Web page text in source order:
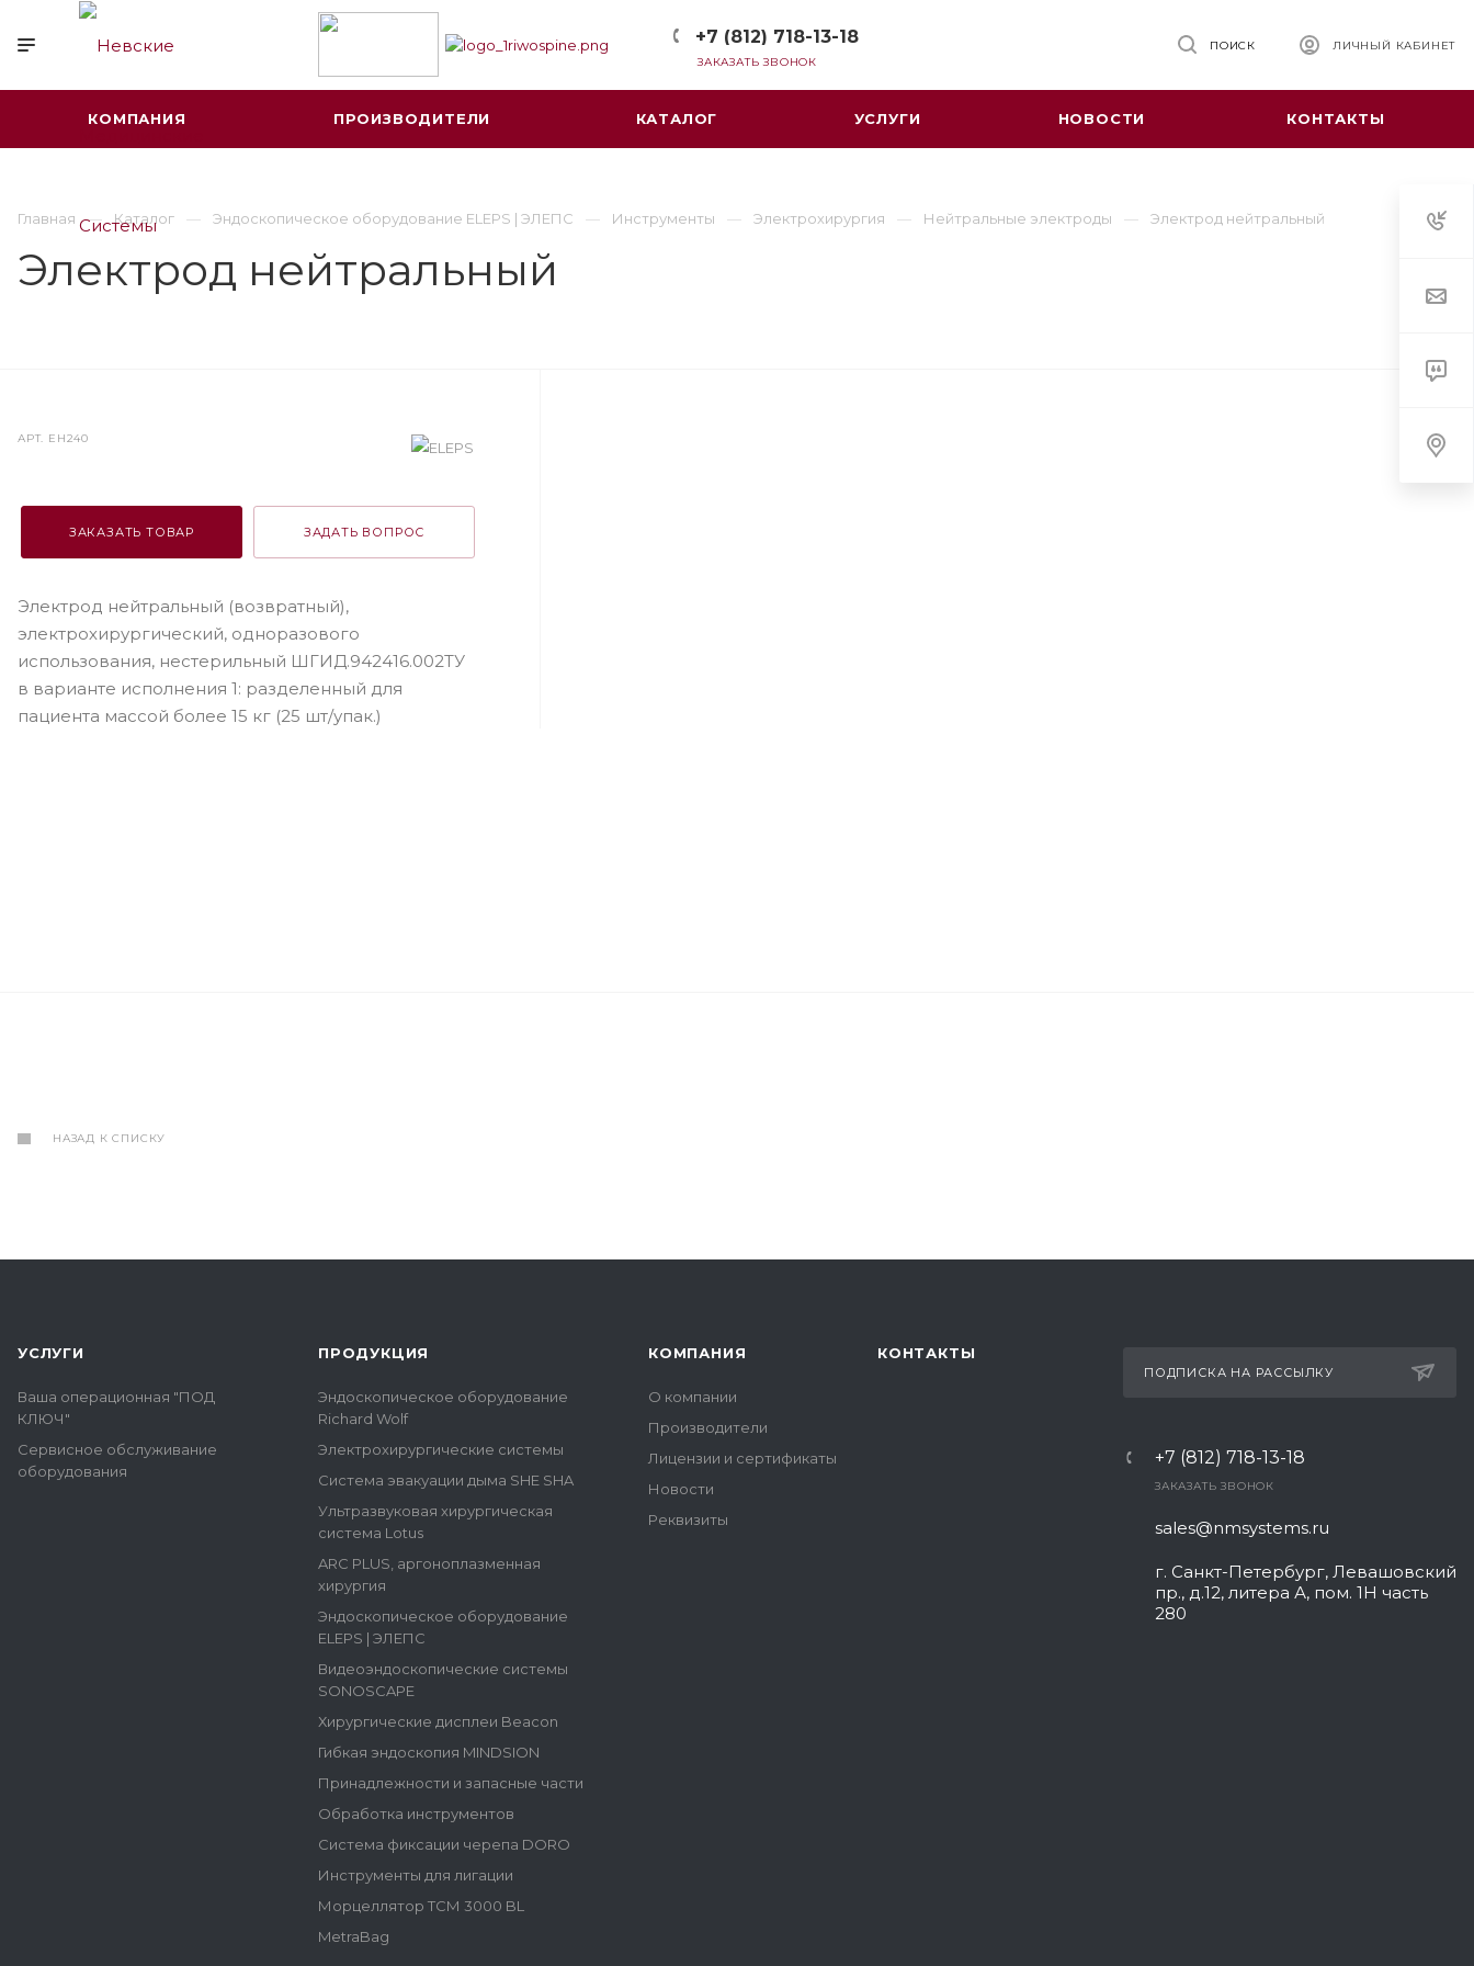
+7 (812) 718-13-18
ЗАКАЗАТЬ ЗВОНОК
ЛИЧНЫЙ КАБИНЕТ
ПОИСК
КОМПАНИЯ ПРОИЗВОДИТЕЛИ КАТАЛОГ УСЛУГИ НОВОСТИ КОНТАКТЫ
Главная Каталог Эндоскопическое оборудование ELEPS | ЭЛЕПС Инструменты Электрохирургия Нейтральные электроды Электрод нейтральный
Электрод нейтральный
АРТ. EH240
ЗАКАЗАТЬ ТОВАР ЗАДАТЬ ВОПРОС
Электрод нейтральный (возвратный),
электрохирургический, одноразового
использования, нестерильный ШГИД.942416.002ТУ
в варианте исполнения 1: разделенный для
пациента массой более 15 кг (25 шт/упак.)
НАЗАД К СПИСКУ
УСЛУГИ
Ваша операционная "ПОД
КЛЮЧ"
Сервисное обслуживание
оборудования
ПРОДУКЦИЯ
Эндоскопическое оборудование
Richard Wolf
Электрохирургические системы
Система эвакуации дыма SHE SHA
Ультразвуковая хирургическая
система Lotus
ARC PLUS, аргоноплазменная
хирургия
Эндоскопическое оборудование
ELEPS | ЭЛЕПС
Видеоэндоскопические системы
SONOSCAPE
Хирургические дисплеи Beacon
Гибкая эндоскопия MINDSION
Принадлежности и запасные части
Обработка инструментов
Система фиксации черепа DORO
Инструменты для лигации
Морцеллятор ТСМ 3000 BL
MetraBag
КОМПАНИЯ
О компании
Производители
Лицензии и сертификаты
Новости
Реквизиты
КОНТАКТЫ
ПОДПИСКА НА РАССЫЛКУ
+7 (812) 718-13-18
ЗАКАЗАТЬ ЗВОНОК
sales@nmsystems.ru
г. Санкт-Петербург, Левашовский
пр., д.12, литера А, пом. 1Н часть
280